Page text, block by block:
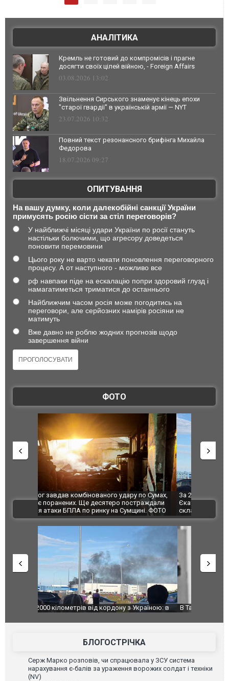
АНАЛІТИКА
Кремль не готовий до компромісів і прагне
досягти своїх цілей війною, - Foreign Affairs
03.08.2026 13:02
Звільнення Сирського знаменує кінець епохи
"старої гвардії" в українській армії — NYT
23.07.2026 10:32
Повний текст резонансного брифінга Михайла
Федорова
18.07.2026 09:27
ОПИТУВАННЯ
На вашу думку, коли далекобійні санкції України
примусять росію сісти за стіл переговорів?
У найближчі місяці удари України по росії стануть
настільки болючими, що агресору доведеться
поновити перемовини
Цього року не варто чекати поновлення переговорного
процесу. А от наступного - можливо все
рф навпаки піде на ескалацію попри здоровий глузд і
намагатиметься триматися до останнього
Найближчим часом росія може погодитись на
переговори, але серйозних намірів росіяни не
матимуть
Вже давно не роблю жодних прогнозів щодо
завершення війни
ФОТО
За 2000 кілометрів від кордону з Україною: в
Єкатеринбурзі після атаки дронів загорівся
склад Wildberries. ФОТО. ВІДЕО
"Мої
ВІДЕО
В Таїланді футболіст загинув від удару
постраждали. ВІДЕО
БЛОГОСТРІЧКА
Серж Марко розповів, чи спрацювала у ЗСУ система
нарахування є-балів за ураження ворожих солдат і техніки
(NV)